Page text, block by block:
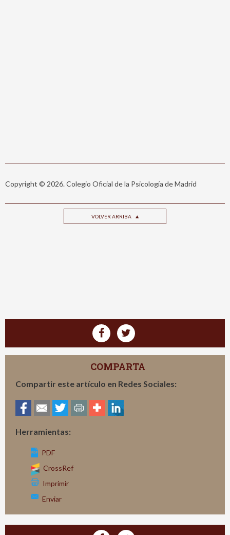
Copyright © 2026. Colegio Oficial de la Psicología de Madrid
VOLVER ARRIBA
COMPARTA
Compartir este artículo en Redes Sociales:
Herramientas:
PDF
CrossRef
Imprimir
Enviar